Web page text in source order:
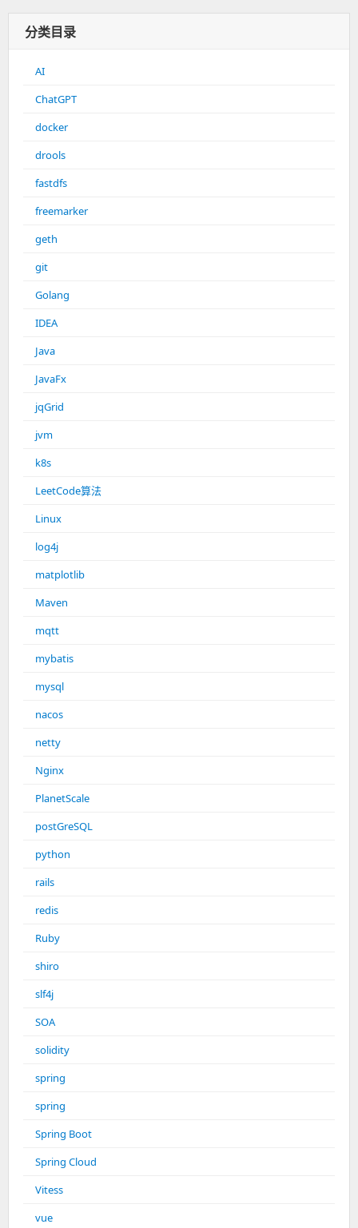
分类目录
AI
ChatGPT
docker
drools
fastdfs
freemarker
geth
git
Golang
IDEA
Java
JavaFx
jqGrid
jvm
k8s
LeetCode算法
Linux
log4j
matplotlib
Maven
mqtt
mybatis
mysql
nacos
netty
Nginx
PlanetScale
postGreSQL
python
rails
redis
Ruby
shiro
slf4j
SOA
solidity
spring
spring
Spring Boot
Spring Cloud
Vitess
vue